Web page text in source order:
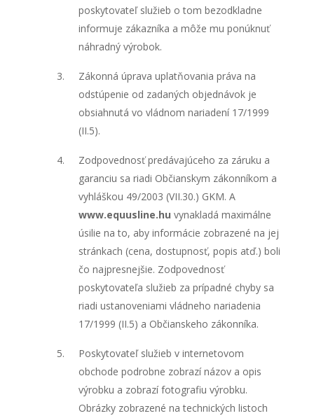
poskytovateľ služieb o tom bezodkladne
informuje zákazníka a môže mu ponúknuť
náhradný výrobok.
Zákonná úprava uplatňovania práva na
odstúpenie od zadaných objednávok je
obsiahnutá vo vládnom nariadení 17/1999
(II.5).
Zodpovednosť predávajúceho za záruku a
garanciu sa riadi Občianskym zákonníkom a
vyhláškou 49/2003 (VII.30.) GKM. A
www.equusline.hu vynakladá maximálne
úsilie na to, aby informácie zobrazené na jej
stránkach (cena, dostupnosť, popis atď.) boli
čo najpresnejšie. Zodpovednosť
poskytovateľa služieb za prípadné chyby sa
riadi ustanoveniami vládneho nariadenia
17/1999 (II.5) a Občianskeho zákonníka.
Poskytovateľ služieb v internetovom
obchode podrobne zobrazí názov a opis
výrobku a zobrazí fotografiu výrobku.
Obrázky zobrazené na technických listoch